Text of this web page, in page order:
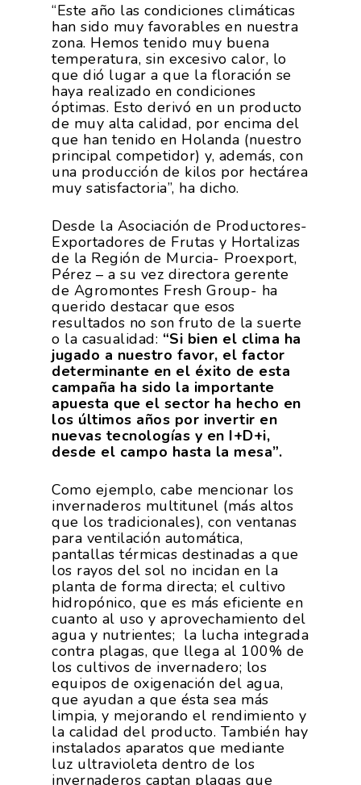
“Este año las condiciones climáticas
han sido muy favorables en nuestra
zona. Hemos tenido muy buena
temperatura, sin excesivo calor, lo
que dió lugar a que la floración se
haya realizado en condiciones
óptimas. Esto derivó en un producto
de muy alta calidad, por encima del
que han tenido en Holanda (nuestro
principal competidor) y, además, con
una producción de kilos por hectárea
muy satisfactoria”, ha dicho.
Desde la Asociación de Productores-
Exportadores de Frutas y Hortalizas
de la Región de Murcia- Proexport,
Pérez – a su vez directora gerente
de Agromontes Fresh Group- ha
querido destacar que esos
resultados no son fruto de la suerte
o la casualidad: “Si bien el clima ha
jugado a nuestro favor, el factor
determinante en el éxito de esta
campaña ha sido la importante
apuesta que el sector ha hecho en
los últimos años por invertir en
nuevas tecnologías y en I+D+i,
desde el campo hasta la mesa”.
Como ejemplo, cabe mencionar los
invernaderos multitunel (más altos
que los tradicionales), con ventanas
para ventilación automática,
pantallas térmicas destinadas a que
los rayos del sol no incidan en la
planta de forma directa; el cultivo
hidropónico, que es más eficiente en
cuanto al uso y aprovechamiento del
agua y nutrientes; la lucha integrada
contra plagas, que llega al 100% de
los cultivos de invernadero; los
equipos de oxigenación del agua,
que ayudan a que ésta sea más
limpia, y mejorando el rendimiento y
la calidad del producto. También hay
instalados aparatos que mediante
luz ultravioleta dentro de los
invernaderos captan plagas que